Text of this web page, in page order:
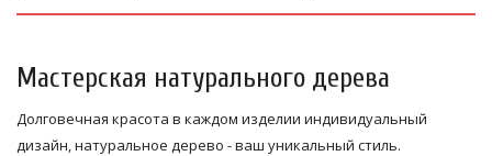
Мастерская натурального дерева
Долговечная красота в каждом изделии индивидуальный
дизайн, натуральное дерево - ваш уникальный стиль.